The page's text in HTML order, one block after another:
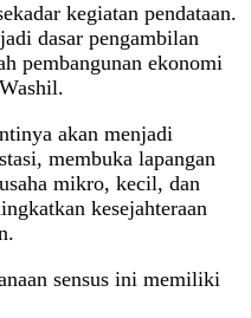
kegiatan pendataan.
dasar pengambilan
pembangunan ekonomi
akan menjadi
membuka lapangan
mikro, kecil, dan
kesejahteraan
sensus ini memiliki